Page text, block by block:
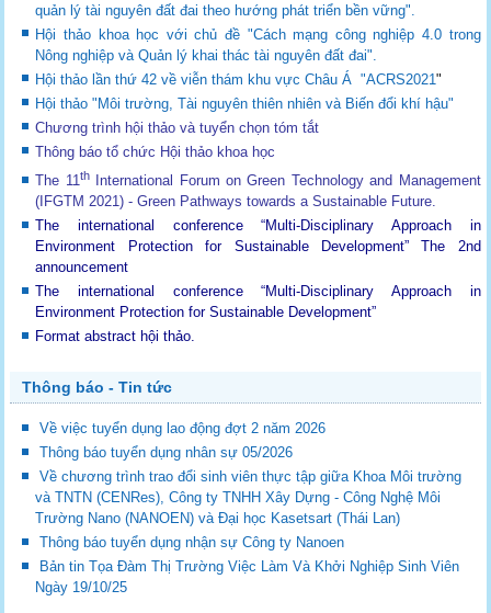
quản lý tài nguyên đất đai theo hướng phát triển bền vững".
Hội thảo khoa học với chủ đề "Cách mạng công nghiệp 4.0 trong
Nông nghiệp và Quản lý khai thác tài nguyên đất đai".
Hội thảo lần thứ 42 về viễn thám khu vực Châu Á "ACRS2021"
Hội thảo "Môi trường, Tài nguyên thiên nhiên và Biến đổi khí hậu"
Chương trình hội thảo và tuyển chọn tóm tắt
Thông báo tổ chức Hội thảo khoa học
The 11thInternational Forum on Green Technology and Management
(IFGTM 2021) - Green Pathways towards a Sustainable Future.
The international conference “Multi-Disciplinary Approach in
Environment Protection for Sustainable Development”The 2nd
announcement
The international conference “Multi-Disciplinary Approach in
Environment Protection for Sustainable Development”
Format abstract hội thảo.
Thông báo - Tin tức
Về việc tuyển dụng lao động đợt 2 năm 2026
Thông báo tuyển dụng nhân sự 05/2026
Về chương trình trao đổi sinh viên thực tập giữa Khoa Môi trường
và TNTN (CENRes), Công ty TNHH Xây Dựng - Công Nghệ Môi
Trường Nano (NANOEN) và Đại học Kasetsart (Thái Lan)
Thông báo tuyển dụng nhận sự Công ty Nanoen
Bản tin Tọa Đàm Thị Trường Việc Làm Và Khởi Nghiệp Sinh Viên
Ngày 19/10/25